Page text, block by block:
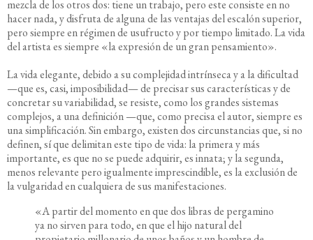
mezcla de los otros dos: tiene un trabajo, pero este consiste en no
hacer nada, y disfruta de alguna de las ventajas del escalón superior,
pero siempre en régimen de usufructo y por tiempo limitado. La vida
del artista es siempre «la expresión de un gran pensamiento».
La vida elegante, debido a su complejidad intrínseca y a la dificultad
—que es, casi, imposibilidad— de precisar sus características y de
concretar su variabilidad, se resiste, como los grandes sistemas
complejos, a una definición —que, como precisa el autor, siempre es
una simplificación. Sin embargo, existen dos circunstancias que, si no
definen, sí que delimitan este tipo de vida: la primera y más
importante, es que no se puede adquirir, es innata; y la segunda,
menos relevante pero igualmente imprescindible, es la exclusión de
la vulgaridad en cualquiera de sus manifestaciones.
«A partir del momento en que dos libras de pergamino
ya no sirven para todo, en que el hijo natural del